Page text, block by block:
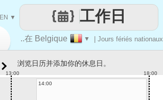
..在 Belgique ▼ | Jours fériés nationaux
工作日
EN ▼
浏览日历并添加你的休息日。
13:00 18:00
14:00